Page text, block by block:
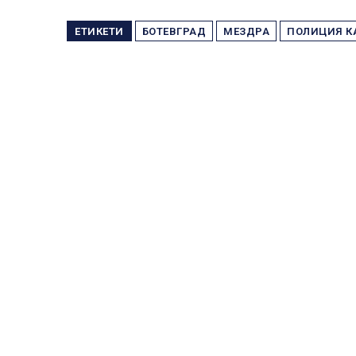
ЕТИКЕТИ БОТЕВГРАД МЕЗДРА ПОЛИЦИЯ